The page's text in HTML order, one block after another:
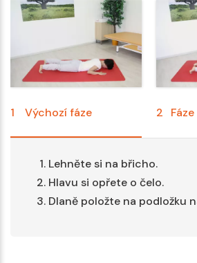
1 Výchozí fáze 2 Fáze
Lehněte si na břicho.
Hlavu si opřete o čelo.
Dlaně položte na podložku